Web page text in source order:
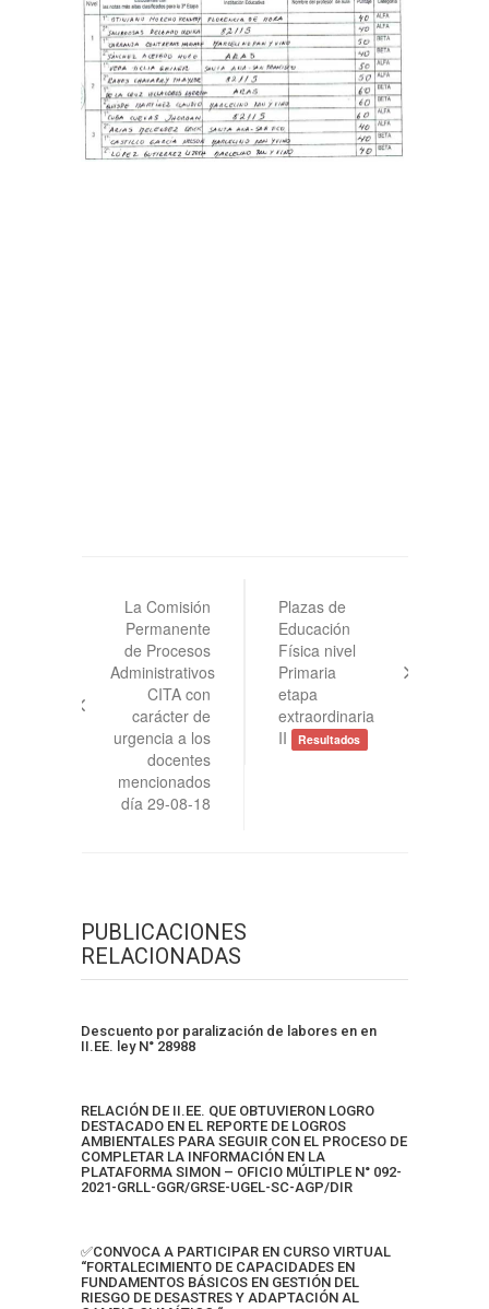
entradas
La Comisión
Permanente
de Procesos
Administrativos
CITA con
carácter de
urgencia a los
docentes
mencionados
día 29-08-18
Plazas de
Educación
Física nivel
Primaria
etapa
extraordinaria
II
Resultados
PUBLICACIONES
RELACIONADAS
Descuento por paralización de labores en en
II.EE. ley N° 28988
RELACIÓN DE II.EE. QUE OBTUVIERON LOGRO
DESTACADO EN EL REPORTE DE LOGROS
AMBIENTALES PARA SEGUIR CON EL PROCESO DE
COMPLETAR LA INFORMACIÓN EN LA
PLATAFORMA SIMON – OFICIO MÚLTIPLE N° 092-
2021-GRLL-GGR/GRSE-UGEL-SC-AGP/DIR
✅CONVOCA A PARTICIPAR EN CURSO VIRTUAL
“FORTALECIMIENTO DE CAPACIDADES EN
FUNDAMENTOS BÁSICOS EN GESTIÓN DEL
RIESGO DE DESASTRES Y ADAPTACIÓN AL